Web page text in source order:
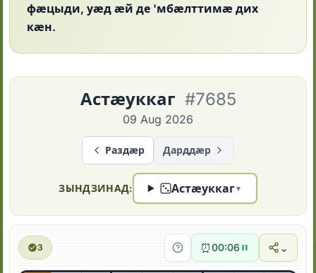
фӕцыди, уӕд ӕй де 'мбӕлттимӕ дих
кӕн.
Астӕуккаг #7685
09 Aug 2026
Раздӕр Дарддӕр
ЗЫНДЗИНАД: Астӕуккаг▼
3 ⏰00:07 ⌄